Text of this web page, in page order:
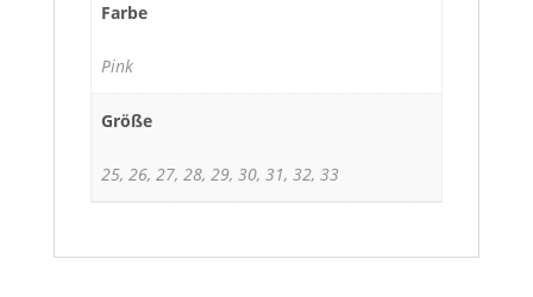
Farbe
Pink
Größe
25, 26, 27, 28, 29, 30, 31, 32, 33